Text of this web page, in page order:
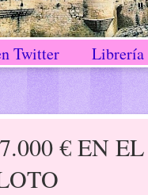
Twitter Librería
€ EN EL